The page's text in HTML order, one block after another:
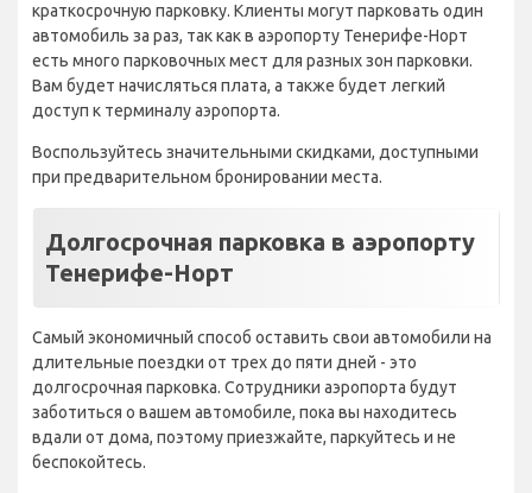
краткосрочную парковку. Клиенты могут парковать один
автомобиль за раз, так как в аэропорту Тенерифе-Норт
есть много парковочных мест для разных зон парковки.
Вам будет начисляться плата, а также будет легкий
доступ к терминалу аэропорта.
Воспользуйтесь значительными скидками, доступными
при предварительном бронировании места.
Долгосрочная парковка в аэропорту
Тенерифе-Норт
Самый экономичный способ оставить свои автомобили на
длительные поездки от трех до пяти дней - это
долгосрочная парковка. Сотрудники аэропорта будут
заботиться о вашем автомобиле, пока вы находитесь
вдали от дома, поэтому приезжайте, паркуйтесь и не
беспокойтесь.